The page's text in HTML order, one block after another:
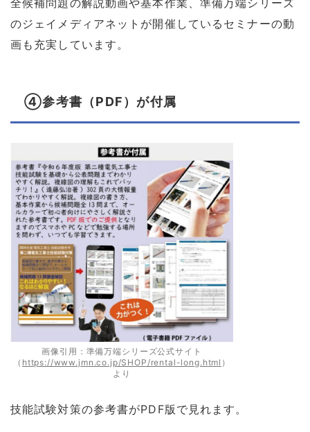
のジェイメディアネットが開催しているセミナーの動
画も充実しています。
④参考書（PDF）が付属
画像引用：準備万端シリーズ公式サイト
（ https://www.jmn.co.jp/SHOP/rental-long.html ）
より
技能試験対策の参考書がPDF版で見れます。